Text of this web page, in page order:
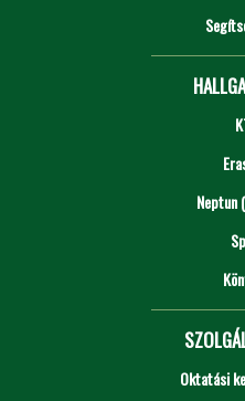
Neptun
Oktatási